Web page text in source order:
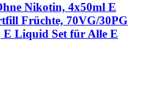
Nikotin, 4x50ml E
Früchte, 70VG/30PG
Liquid Set für Alle E